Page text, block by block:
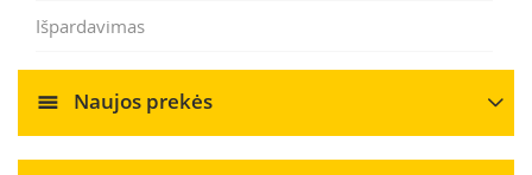
Išpardavimas
Naujos prekės